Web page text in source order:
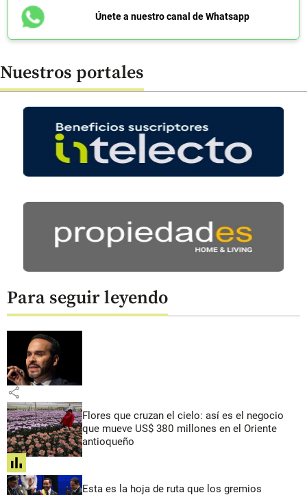
Únete a nuestro canal de Whatsapp
Nuestros portales
Para seguir leyendo
share
Flores que cruzan el cielo: así es el negocio
que mueve US$ 380 millones en el Oriente
antioqueño
share
Esta es la hoja de ruta que los gremios